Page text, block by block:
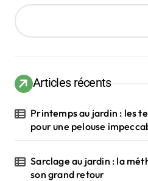
Articles récents
Printemps au jardin : les
pour une pelouse
Sarclage au jardin : la
son grand retour